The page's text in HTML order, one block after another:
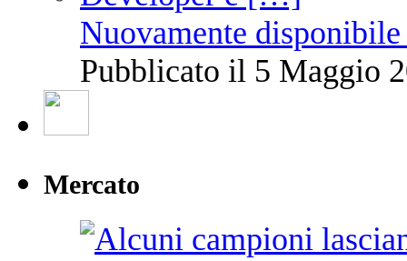
Nuovamente
Pubblicato il 5 Maggio
Mercato